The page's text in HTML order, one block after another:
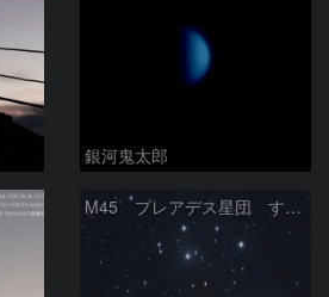
銀河鬼太郎
M45 プレアデス星団 すばる